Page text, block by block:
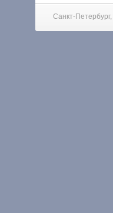
Санкт-Петербург,